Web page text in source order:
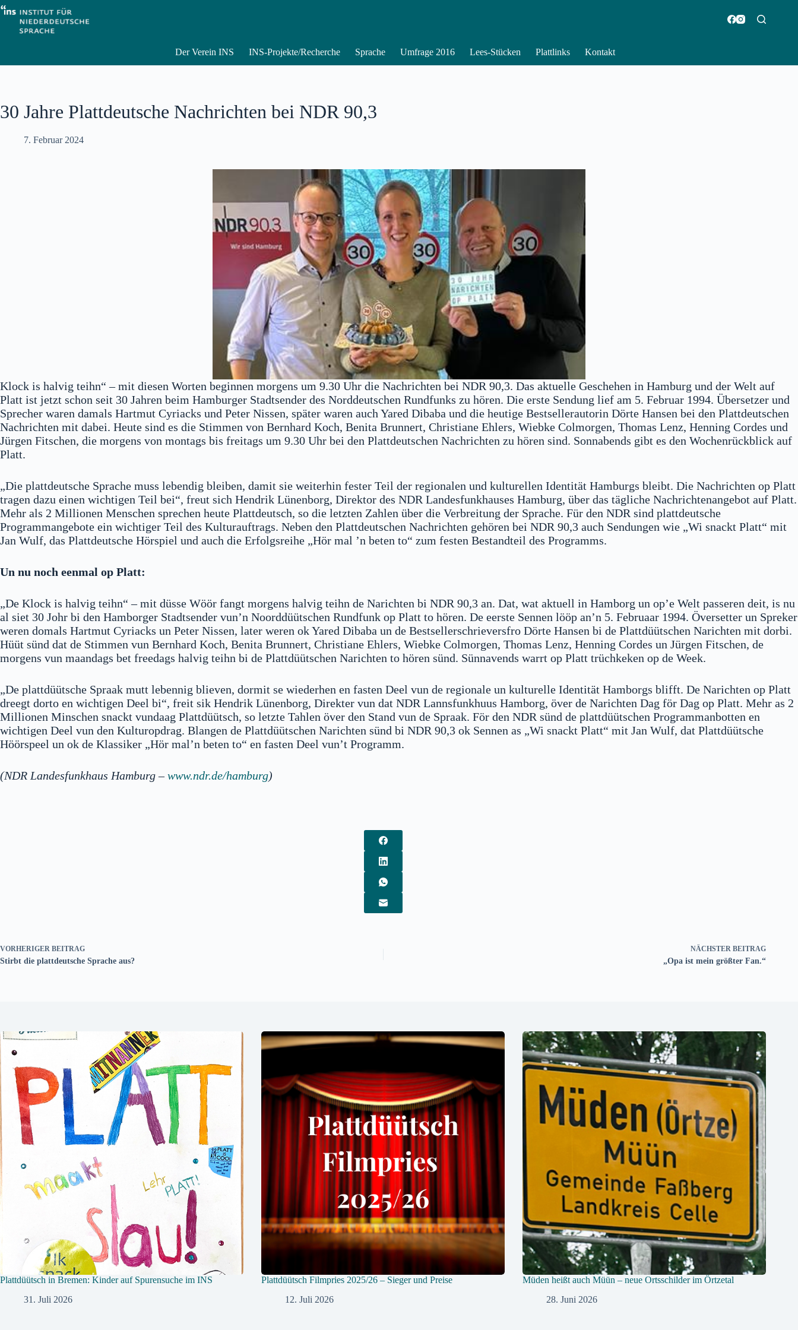
Zum
Inhalt
springen
Der Verein INS INS-Projekte/Recherche Sprache Umfrage 2016 Lees-Stücken Plattlinks Kontakt
30 Jahre Plattdeutsche Nachrichten bei NDR 90,3
7. Februar 2024
Klock is halvig teihn“ – mit diesen Worten beginnen morgens um 9.30 Uhr die Nachrichten bei NDR 90,3. Das aktuelle Geschehen in Hamburg und der Welt auf
Platt ist jetzt schon seit 30 Jahren beim Hamburger Stadtsender des Norddeutschen Rundfunks zu hören. Die erste Sendung lief am 5. Februar 1994. Übersetzer und
Sprecher waren damals Hartmut Cyriacks und Peter Nissen, später waren auch Yared Dibaba und die heutige Bestsellerautorin Dörte Hansen bei den Plattdeutschen
Nachrichten mit dabei. Heute sind es die Stimmen von Bernhard Koch, Benita Brunnert, Christiane Ehlers, Wiebke Colmorgen, Thomas Lenz, Henning Cordes und
Jürgen Fitschen, die morgens von montags bis freitags um 9.30 Uhr bei den Plattdeutschen Nachrichten zu hören sind. Sonnabends gibt es den Wochenrückblick auf
Platt.
„Die plattdeutsche Sprache muss lebendig bleiben, damit sie weiterhin fester Teil der regionalen und kulturellen Identität Hamburgs bleibt. Die Nachrichten op Platt
tragen dazu einen wichtigen Teil bei“, freut sich Hendrik Lünenborg, Direktor des NDR Landesfunkhauses Hamburg, über das tägliche Nachrichtenangebot auf Platt.
Mehr als 2 Millionen Menschen sprechen heute Plattdeutsch, so die letzten Zahlen über die Verbreitung der Sprache. Für den NDR sind plattdeutsche
Programmangebote ein wichtiger Teil des Kulturauftrags. Neben den Plattdeutschen Nachrichten gehören bei NDR 90,3 auch Sendungen wie „Wi snackt Platt“ mit
Jan Wulf, das Plattdeutsche Hörspiel und auch die Erfolgsreihe „Hör mal ’n beten to“ zum festen Bestandteil des Programms.
Un nu noch eenmal op Platt:
„De Klock is halvig teihn“ – mit düsse Wöör fangt morgens halvig teihn de Narichten bi NDR 90,3 an. Dat, wat aktuell in Hamborg un op’e Welt passeren deit, is nu
al siet 30 Johr bi den Hamborger Stadtsender vun’n Noorddüütschen Rundfunk op Platt to hören. De eerste Sennen lööp an’n 5. Februaar 1994. Översetter un Spreker
weren domals Hartmut Cyriacks un Peter Nissen, later weren ok Yared Dibaba un de Bestsellerschrieversfro Dörte Hansen bi de Plattdüütschen Narichten mit dorbi.
Hüüt sünd dat de Stimmen vun Bernhard Koch, Benita Brunnert, Christiane Ehlers, Wiebke Colmorgen, Thomas Lenz, Henning Cordes un Jürgen Fitschen, de
morgens vun maandags bet freedags halvig teihn bi de Plattdüütschen Narichten to hören sünd. Sünnavends warrt op Platt trüchkeken op de Week.
„De plattdüütsche Spraak mutt lebennig blieven, dormit se wiederhen en fasten Deel vun de regionale un kulturelle Identität Hamborgs blifft. De Narichten op Platt
dreegt dorto en wichtigen Deel bi“, freit sik Hendrik Lünenborg, Direkter vun dat NDR Lannsfunkhuus Hamborg, över de Narichten Dag för Dag op Platt. Mehr as 2
Millionen Minschen snackt vundaag Plattdüütsch, so letzte Tahlen över den Stand vun de Spraak. För den NDR sünd de plattdüütschen Programmanbotten en
wichtigen Deel vun den Kulturopdrag. Blangen de Plattdüütschen Narichten sünd bi NDR 90,3 ok Sennen as „Wi snackt Platt“ mit Jan Wulf, dat Plattdüütsche
Höörspeel un ok de Klassiker „Hör mal’n beten to“ en fasten Deel vun’t Programm.
(NDR Landesfunkhaus Hamburg –www.ndr.de/hamburg)
VORHERIGER BEITRAG
Stirbt die plattdeutsche Sprache aus?
NÄCHSTER BEITRAG
„Opa ist mein größter Fan.“
Plattdüütsch in Bremen: Kinder auf Spurensuche im INS
31. Juli 2026
Plattdüütsch Filmpries 2025/26 – Sieger und Preise
12. Juli 2026
Müden heißt auch Müün – neue Ortsschilder im Örtzetal
28. Juni 2026